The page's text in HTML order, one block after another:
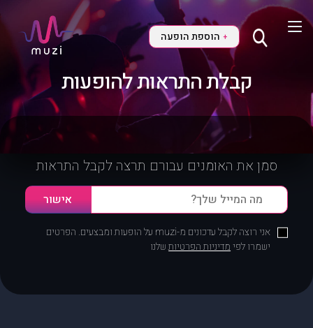
+ הוספת הופעה
קבלת התראות להופעות
סמן את האומנים עבורם תרצה לקבל התראות
אני רוצה לקבל עדכונים מ-muzi על הופעות ומבצעים. הפרטים
ישמרו לפימדיניות הפרטיותשלנו